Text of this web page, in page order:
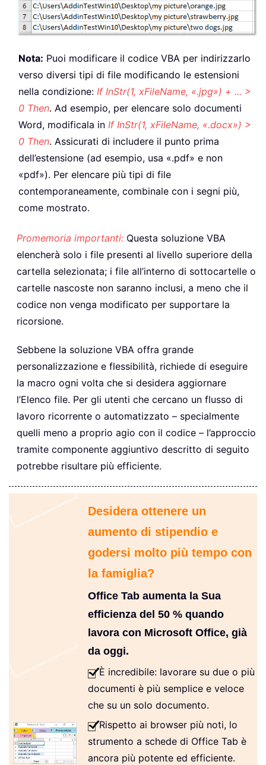
Nota: Puoi modificare il codice VBA per indirizzarlo
verso diversi tipi di file modificando le estensioni
nella condizione: If InStr(1, xFileName, «.jpg») + ... >
0 Then. Ad esempio, per elencare solo documenti
Word, modificala in If InStr(1, xFileName, «.docx») >
0 Then. Assicurati di includere il punto prima
dell’estensione (ad esempio, usa «.pdf» e non
«pdf»). Per elencare più tipi di file
contemporaneamente, combinale con i segni più,
come mostrato.
Promemoria importanti: Questa soluzione VBA
elencherà solo i file presenti al livello superiore della
cartella selezionata; i file all’interno di sottocartelle o
cartelle nascoste non saranno inclusi, a meno che il
codice non venga modificato per supportare la
ricorsione.
Sebbene la soluzione VBA offra grande
personalizzazione e flessibilità, richiede di eseguire
la macro ogni volta che si desidera aggiornare
l’Elenco file. Per gli utenti che cercano un flusso di
lavoro ricorrente o automatizzato – specialmente
quelli meno a proprio agio con il codice – l’approccio
tramite componente aggiuntivo descritto di seguito
potrebbe risultare più efficiente.
Desidera ottenere un
aumento di stipendio e
godersi molto più tempo con
la famiglia?
Office Tab aumenta la Sua
efficienza del 50 % quando
lavora con Microsoft Office, già
da oggi.
È incredibile: lavorare su due o più
documenti è più semplice e veloce
che su un solo documento.
Rispetto ai browser più noti, lo
strumento a schede di Office Tab è
ancora più potente ed efficiente.